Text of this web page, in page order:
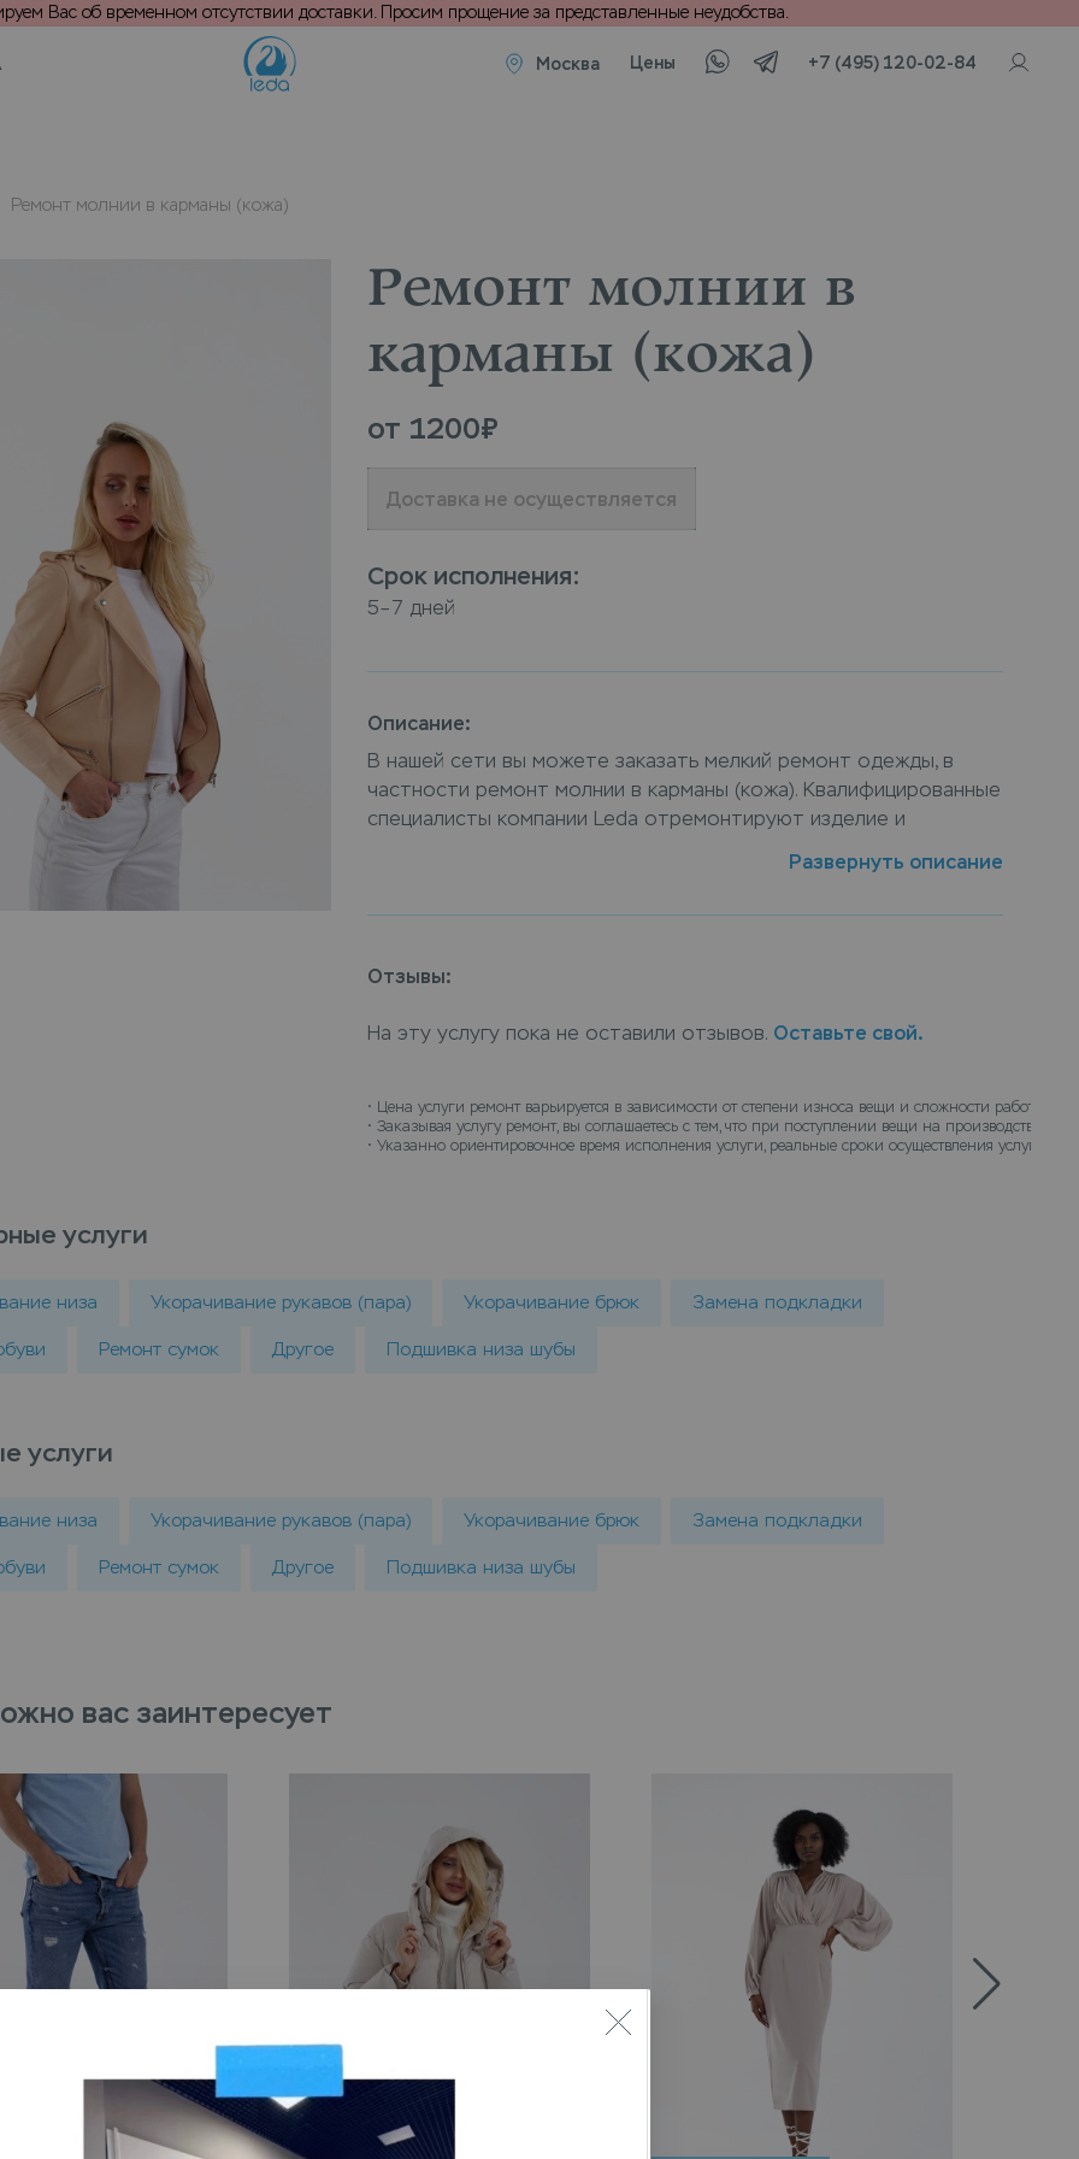
Вас об временном отсутствии доставки. Просим прощение за представленные неудобства.
Москва Цены +7 (495) 120-02-84
Ремонт молнии в карманы (кожа)
Ремонт молнии в
карманы (кожа)
от 1200₽
Доставка не осуществляется
Срок исполнения:
5–7 дней
Описание:
В нашей сети вы можете заказать мелкий ремонт одежды, в
частности ремонт молнии в карманы (кожа). Квалифицированные
специалисты компании Leda отремонтируют изделие и
карманы (кожа) можно в пунктах приема Leda, или заказать
Развернуть описание
Отзывы:
На эту услугу пока не оставили отзывов. Оставьте свой.
• Цена услуги ремонт варьируется в зависимости от степени износа вещи и сложности работ.
• Заказывая услугу ремонт, вы соглашаетесь с тем, что при поступлении вещи на производство
• Указанно ориентировочное время исполнения услуги, реальные сроки осуществления услуги
услуги
низа Укорачивание рукавов (пара) Укорачивание брюк Замена подкладки
Ремонт сумок Другое Подшивка низа шубы
услуги
низа Укорачивание рукавов (пара) Укорачивание брюк Замена подкладки
Ремонт сумок Другое Подшивка низа шубы
вас заинтересует